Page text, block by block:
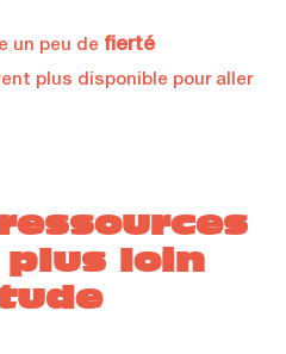
un peu de fierté
plus disponible pour aller
loin